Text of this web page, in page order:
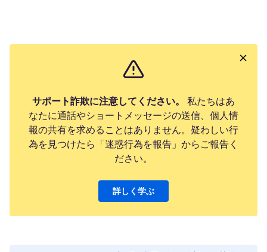
サポート詐欺に注意してください。
私たちはあ
なたに通話やショートメッセージの送信、個人情
報の共有を求めることはありません。疑わしい行
為を見つけたら「迷惑行為を報告」からご報告く
ださい。
詳しく学ぶ